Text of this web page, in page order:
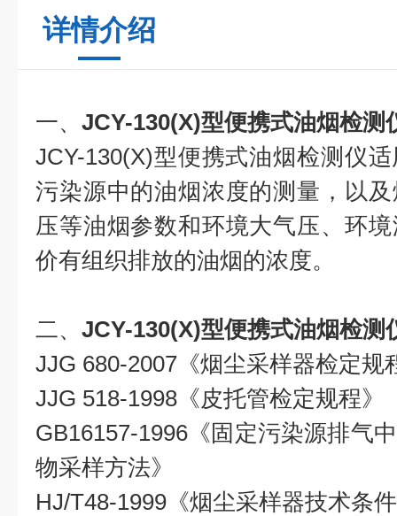
详情介绍
一、 JCY-130(X)型便携式油烟检测
JCY-130(X)型便携式油烟检测仪
污染源中的油烟浓度的测量，以
压等油烟参数和环境大气压、环
价有组织排放的油烟的浓度。
二、 JCY-130(X)型便携式油烟检测
JJG 680-2007《烟尘采样器检定规
JJG 518-1998《皮托管检定规程》
GB16157-1996《固定污染源排气
物采样方法》
HJ/T48-1999《烟尘采样器技术条